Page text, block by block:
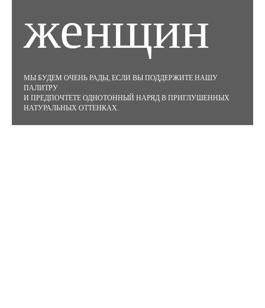
женщин
МЫ БУДЕМ ОЧЕНЬ РАДЫ, ЕСЛИ ВЫ ПОДДЕРЖИТЕ НАШУ
ПАЛИТРУ
И ПРЕДПОЧТЕТЕ ОДНОТОННЫЙ НАРЯД В ПРИГЛУШЕННЫХ
НАТУРАЛЬНЫХ ОТТЕНКАХ.